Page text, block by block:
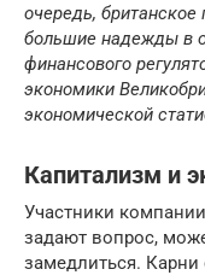
очередь, британское
большие надежды в
финансового
экономики
экономической
Капитализм и
Участники
задают вопрос,
замедлиться. Карни